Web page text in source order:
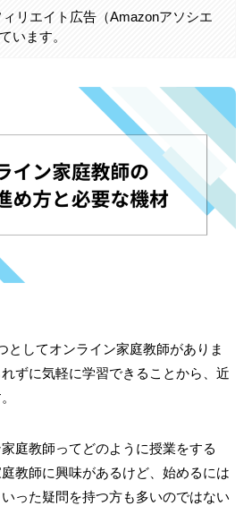
リエイト広告（Amazonアソシエ
います。
としてオンライン家庭教師がありま
ずに気軽に学習できることから、近
庭教師ってどのように授業をする
教師に興味があるけど、始めるには
った疑問を持つ方も多いのではない